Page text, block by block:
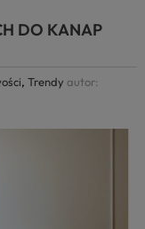
DO KANAP
,Trendy autor: